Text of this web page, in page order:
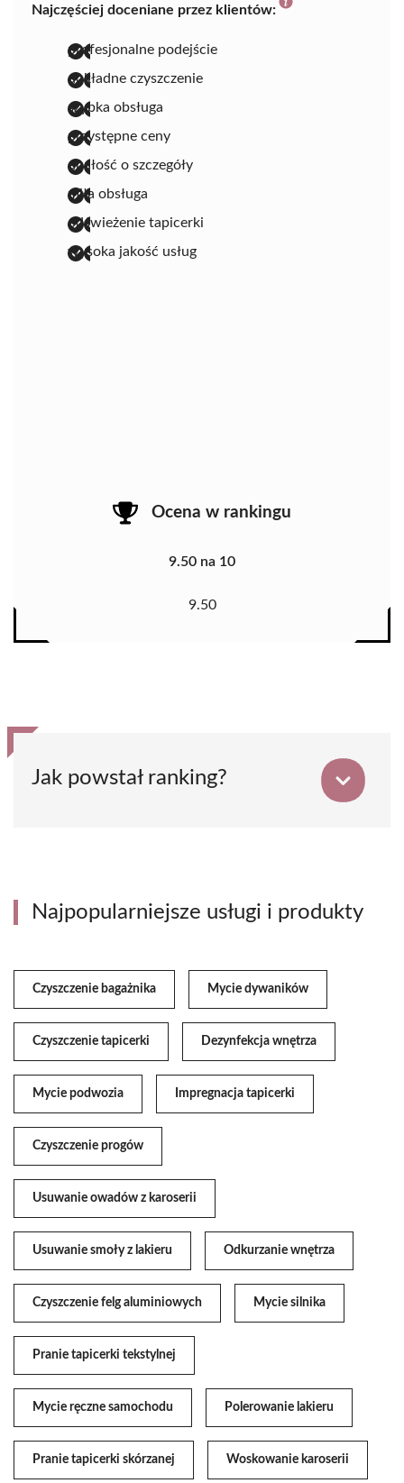
Najczęściej doceniane przez klientów:
profesjonalne podejście
dokładne czyszczenie
szybka obsługa
przystępne ceny
dbałość o szczegóły
miła obsługa
odświeżenie tapicerki
wysoka jakość usług
Ocena w rankingu
9.50 na 10
9.50
Jak powstał ranking?
Najpopularniejsze usługi i produkty
Czyszczenie bagażnika Mycie dywaników
Czyszczenie tapicerki Dezynfekcja wnętrza
Mycie podwozia Impregnacja tapicerki
Czyszczenie progów
Usuwanie owadów z karoserii
Usuwanie smoły z lakieru Odkurzanie wnętrza
Czyszczenie felg aluminiowych Mycie silnika
Pranie tapicerki tekstylnej
Mycie ręczne samochodu Polerowanie lakieru
Pranie tapicerki skórzanej Woskowanie karoserii